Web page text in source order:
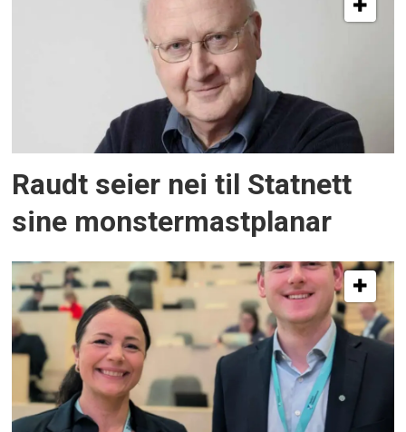
Raudt seier nei til Statnett
sine monstermastplanar